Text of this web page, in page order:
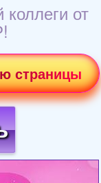
от
страницы